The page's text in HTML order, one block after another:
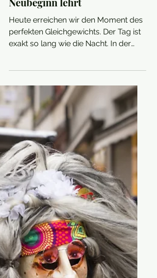
Frühjahrs-
Tagundnachtgleiche und
was das Ei uns über
Neubeginn lehrt
Heute erreichen wir den Moment des
perfekten Gleichgewichts. Der Tag ist
exakt so lang wie die Nacht. In der
Hektik der Stadt übersehen wir oft,
dass dieser astronomische
Wendepunkt – das Äquinoktium – der
eigentliche Startschuss des sichtbar
werdenden Lebens ist. Während die
Welt um uns herum in immer buntere
Farben taucht, suchen wir nach der
Magie dieses Moments und der
Balance. Jenseits von Mythen: Warum
ich lieber beim Äquinoktium bleibe In